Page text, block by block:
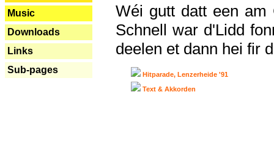
Music
Downloads
Links
Sub-pages
Wéi gutt datt een am
Schnell war d'Lidd
deelen et dann hei fir
Hitparade, Lenzerheide '91
Text & Akkorden